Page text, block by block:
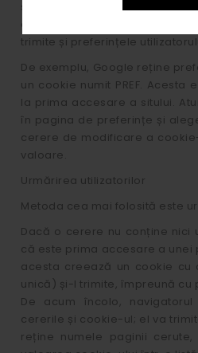
simplu se rețin preferințele în
cererile următoare, trimițând
trimite și preferințele
De exemplu, Google reține
un cookie numit PREF.
la prima accesare a sitului.
în pagina de preferințe și
cerere de modificare a
valoare.
Urmărirea utilizatorilor
Metoda cea mai folosită este
Dacă o cerere nu conține nici
că este prima accesare a unei
acesta creează un cookie
unică) și-l trimite, împreună cu
De acum încolo,
cererile și cookie-ul; el va
reține numele paginii